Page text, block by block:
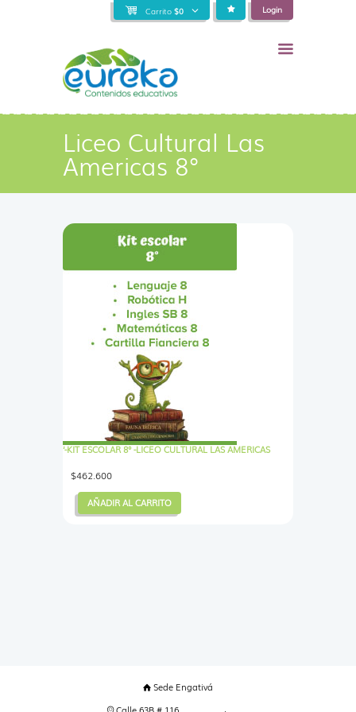
Carrito $0 Login
Liceo Cultural Las
Americas 8°
‘-KIT ESCOLAR 8° -LICEO CULTURAL LAS AMERICAS
$462.600
AÑADIR AL CARRITO
Sede Engativá